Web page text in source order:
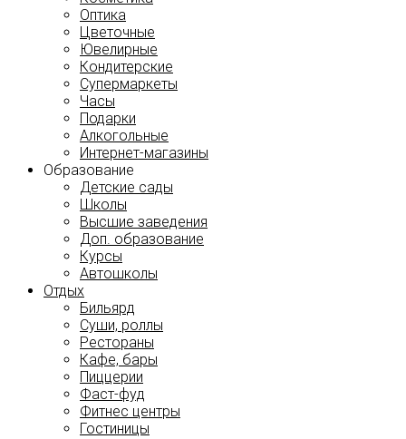
Оптика
Цветочные
Ювелирные
Кондитерские
Супермаркеты
Часы
Подарки
Алкогольные
Интернет-магазины
Образование
Детские сады
Школы
Высшие заведения
Доп. образование
Курсы
Автошколы
Отдых
Бильярд
Суши, роллы
Рестораны
Кафе, бары
Пиццерии
Фаст-фуд
Фитнес центры
Гостиницы